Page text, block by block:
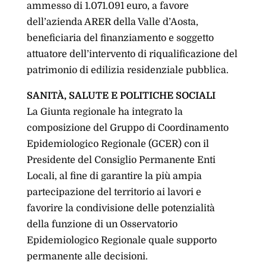
ammesso di 1.071.091 euro, a favore
dell’azienda ARER della Valle d’Aosta,
beneficiaria del finanziamento e soggetto
attuatore dell’intervento di riqualificazione del
patrimonio di edilizia residenziale pubblica.
SANITÀ, SALUTE E POLITICHE SOCIALI
La Giunta regionale ha integrato la
composizione del Gruppo di Coordinamento
Epidemiologico Regionale (GCER) con il
Presidente del Consiglio Permanente Enti
Locali, al fine di garantire la più ampia
partecipazione del territorio ai lavori e
favorire la condivisione delle potenzialità
della funzione di un Osservatorio
Epidemiologico Regionale quale supporto
permanente alle decisioni.